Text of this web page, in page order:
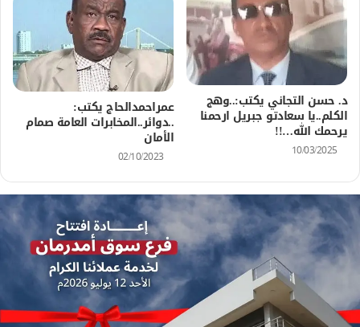
د. حسن التجاني يكتب:..وهج
الكلم..يا سعادتو جبريل ارحمنا
يرحمك الله…!!
10/03/2025
عمراحمدالحاج يكتب:
..دوائر..المخابرات العامة صمام
الأمان
02/10/2023